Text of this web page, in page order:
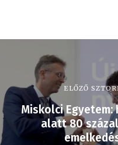
ELŐZŐ
Miskolci Egyetem:
alatt 80